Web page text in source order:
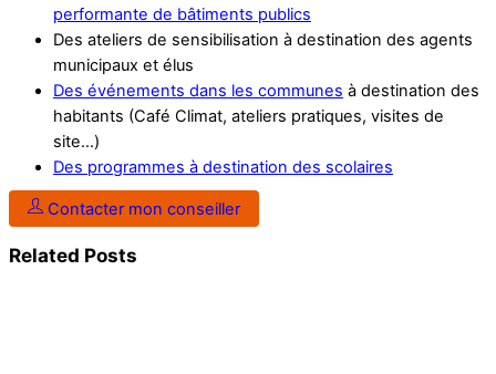
performante de bâtiments publics
Des ateliers de sensibilisation à destination des agents
municipaux et élus
Des événements dans les communes à destination des
habitants (Café Climat, ateliers pratiques, visites de
site…)
Des programmes à destination des scolaires
Contacter mon conseiller
Related Posts